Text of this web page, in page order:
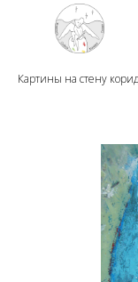
Картины на стену